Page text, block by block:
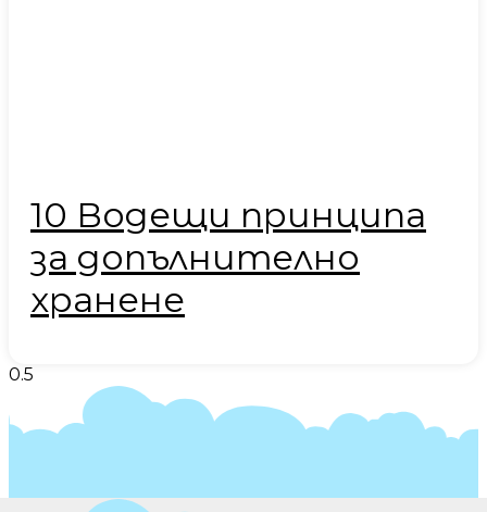
10 Водещи принципа
за допълнително
хранене